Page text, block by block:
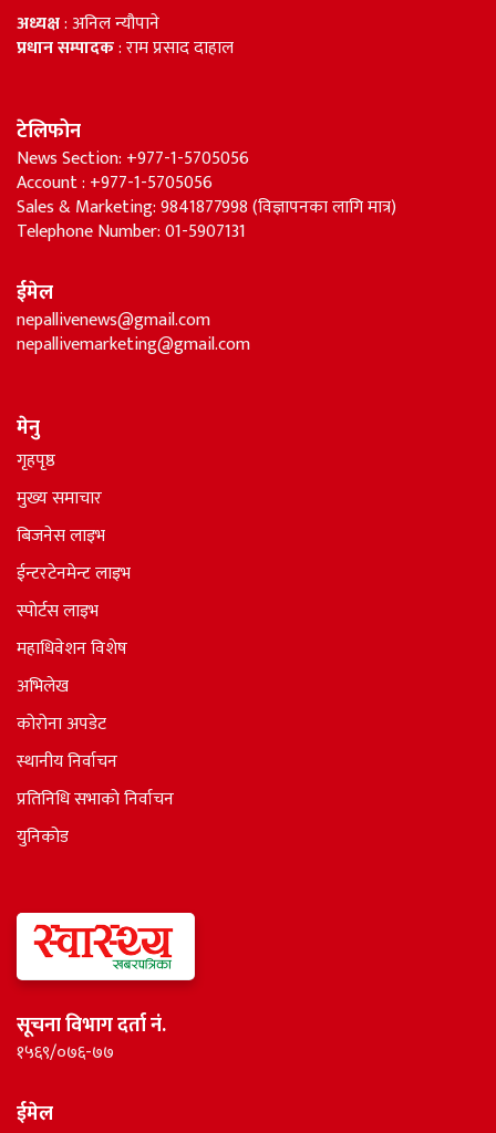
अध्यक्ष: अनिल न्यौपाने
प्रधान सम्पादक: राम प्रसाद दाहाल
टेलिफोन
News Section: +977-1-5705056
Account : +977-1-5705056
Sales & Marketing: 9841877998 (विज्ञापनका लागि मात्र)
Telephone Number: 01-5907131
ईमेल
nepallivenews@gmail.com
nepallivemarketing@gmail.com
मेनु
गृहपृष्ठ
मुख्य समाचार
बिजनेस लाइभ
ईन्टरटेनमेन्ट लाइभ
स्पोर्टस लाइभ
महाधिवेशन विशेष
अभिलेख
कोरोना अपडेट
स्थानीय निर्वाचन
प्रतिनिधि सभाकाे निर्वाचन
युनिकोड
सूचना विभाग दर्ता नं.
१५६९/०७६-७७
ईमेल